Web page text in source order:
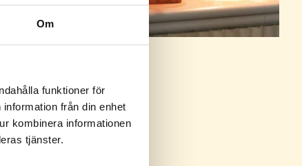
Om
funktioner för
från din enhet
kombinera informationen
tjänster.